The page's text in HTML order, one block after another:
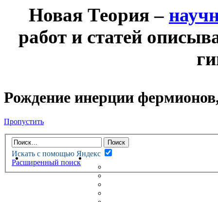
Новая Теория –
работ и статей
Рождение инерции
Пропустить
Искать с помощью Яндекс
Расширенный поиск
НОВАЯ ТЕОРИЯФОРУМ
НЕПРОЧИТАННЫЕ